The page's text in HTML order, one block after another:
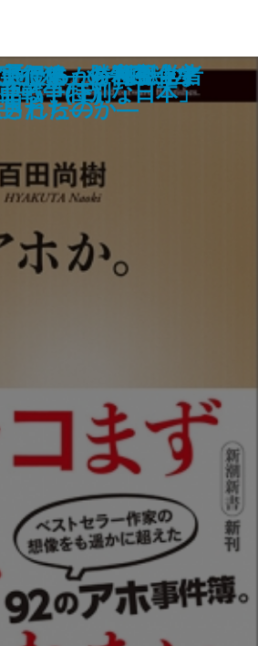
ら現代まで 50の秘
違える
ホ脳』ハンセン先
―
バード知日派10人
」の謎を解く
じるか―海獣学者
―
る「特別な日本」
行犯」の告白―な
されたのか―
侵略」を可視化す
です―勝利至上主
男たち―
戦争(上)
戦争(下)